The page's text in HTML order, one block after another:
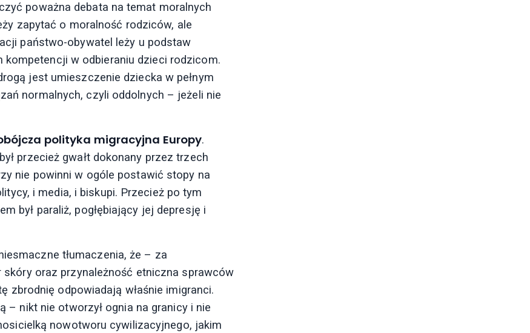
poważna debata na temat moralnych
zapytać o moralność rodziców, ale
państwo-obywatel leży u podstaw
w odbieraniu dzieci rodzicom.
jest umieszczenie dziecka w pełnym
normalnych, czyli oddolnych – jeżeli nie
polityka migracyjna Europy.
przecież gwałt dokonany przez trzech
nie powinni w ogóle postawić stopy na
i media, i biskupi. Przecież po tym
był paraliż, pogłębiający jej depresję i
tłumaczenia, że – za
oraz przynależność etniczna sprawców
zbrodnię odpowiadają właśnie imigranci.
nikt nie otworzył ognia na granicy i nie
nowotworu cywilizacyjnego, jakim